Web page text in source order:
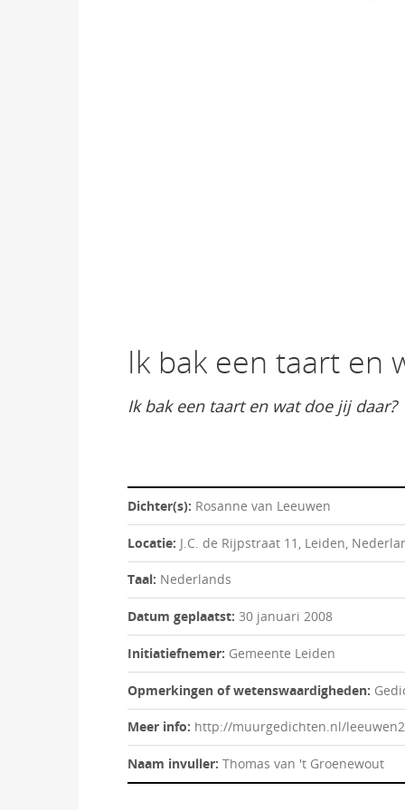
Ik bak een taart en
Ik bak een taart en wat doe jij daar?
Dichter(s): Rosanne van Leeuwen
Locatie: J.C. de Rijpstraat 11, Leiden,
Taal: Nederlands
Datum geplaatst: 30 januari 2008
Initiatiefnemer: Gemeente Leiden
Opmerkingen of wetenswaardigheden:
Meer info: http://muurgedichten.nl/
Naam invuller: Thomas van 't Groenewout